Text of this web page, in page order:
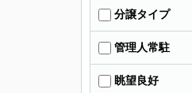
分譲タイプ
管理人常駐
眺望良好